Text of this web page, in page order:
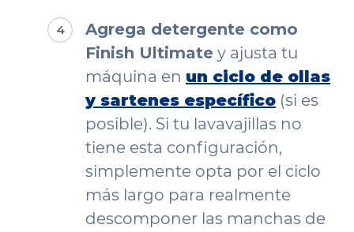
Agrega detergente como
Finish Ultimate y ajusta tu
máquina en un ciclo de ollas
y sartenes específico (si es
posible). Si tu lavavajillas no
tiene esta configuración,
simplemente opta por el ciclo
más largo para realmente
descomponer las manchas de